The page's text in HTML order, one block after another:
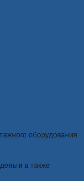
оборудования
а также